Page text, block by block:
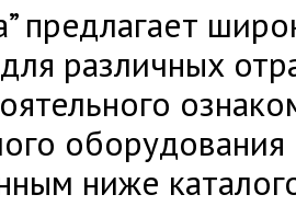
предлагает
различных
оборудования
ниже